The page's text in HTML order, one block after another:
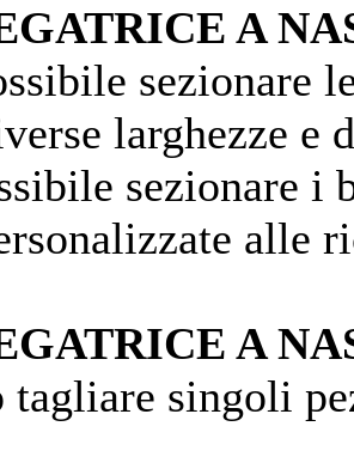
A
sezionare
larghezze e
sezionare
alle
A
tagliare singoli